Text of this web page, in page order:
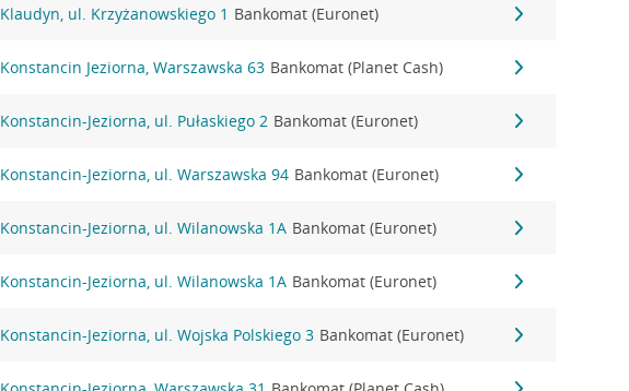
Klaudyn, ul. Krzyżanowskiego 1 Bankomat (Euronet)
Konstancin Jeziorna, Warszawska 63 Bankomat (Planet Cash)
Konstancin-Jeziorna, ul. Pułaskiego 2 Bankomat (Euronet)
Konstancin-Jeziorna, ul. Warszawska 94 Bankomat (Euronet)
Konstancin-Jeziorna, ul. Wilanowska 1A Bankomat (Euronet)
Konstancin-Jeziorna, ul. Wilanowska 1A Bankomat (Euronet)
Konstancin-Jeziorna, ul. Wojska Polskiego 3 Bankomat (Euronet)